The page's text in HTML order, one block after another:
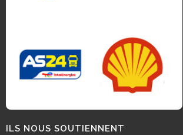
ILS NOUS SOUTIENNENT